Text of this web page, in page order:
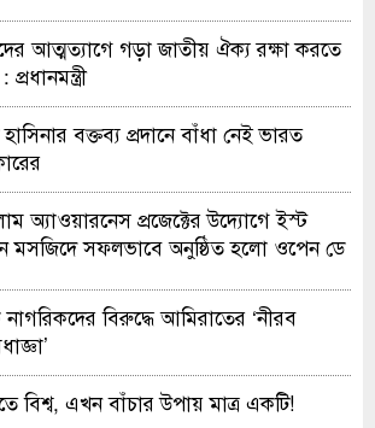
আত্মত্যাগে গড়া জাতীয় ঐক্য রক্ষা করতে
বক্তব্য প্রদানে বাঁধা নেই ভারত
অ্যাওয়ারনেস প্রজেক্টের উদ্যোগে ইস্ট
মসজিদে সফলভাবে অনুষ্ঠিত হলো ওপেন ডে
বিরুদ্ধে আমিরাতের ‘নীরব
বিশ্ব, এখন বাঁচার উপায় মাত্র একটি!